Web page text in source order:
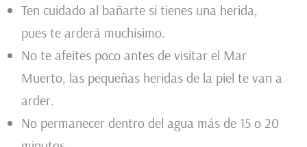
Ten cuidado al bañarte si tienes una herida,
pues te arderá muchísimo.
No te afeites poco antes de visitar el Mar
Muerto, las pequeñas heridas de la piel te van a
arder.
No permanecer dentro del agua más de 15 o 20